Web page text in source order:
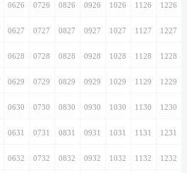
0626 0726 0826 0926 1026 1126 1226
0627 0727 0827 0927 1027 1127 1227
0628 0728 0828 0928 1028 1128 1228
0629 0729 0829 0929 1029 1129 1229
0630 0730 0830 0930 1030 1130 1230
0631 0731 0831 0931 1031 1131 1231
0632 0732 0832 0932 1032 1132 1232